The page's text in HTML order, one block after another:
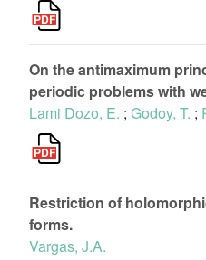
On the antimaximum
periodic problems with
Lami Dozo, E. ; Godoy, T. ;
Restriction of
forms.
Vargas, J.A.